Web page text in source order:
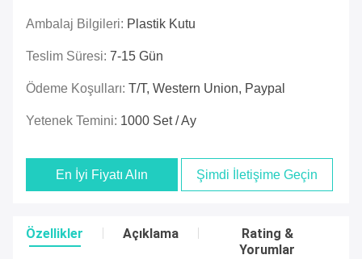
Ambalaj Bilgileri: Plastik Kutu
Teslim Süresi: 7-15 Gün
Ödeme Koşulları: T/t, Western Union, Paypal
Yetenek Temini: 1000 Set / Ay
En İyi Fiyatı Alın Şimdi İletişime Geçin
Özellikler Açıklama
Rating &
Yorumlar